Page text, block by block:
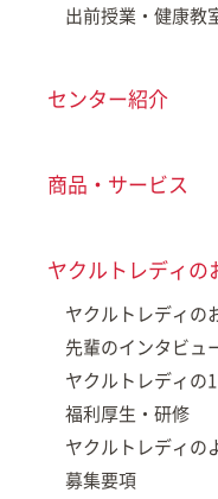
出前授業・健康教
センター紹介
商品・サービス
ヤクルトレディの
ヤクルトレディの
先輩のインタビュ
ヤクルトレディの
福利厚生・研修
ヤクルトレディの
募集要項